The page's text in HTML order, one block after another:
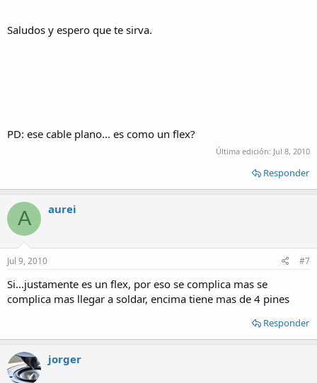
Saludos y espero que te sirva.
PD: ese cable plano... es como un flex?
Última edición: Jul 8, 2010
Responder
A aurei
Jul 9, 2010 #7
Si...justamente es un flex, por eso se complica mas se
complica mas llegar a soldar, encima tiene mas de 4 pines
Responder
jorger